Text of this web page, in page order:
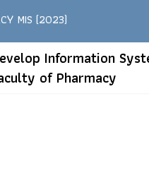
MIS (2023)
Information
of Pharmacy